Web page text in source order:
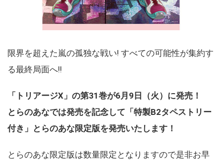
限界を超えた嵐の孤独な戦い! すべての可能性が集約す
る最終局面へ!!
「トリアージX」の第31巻が6月9日（火）に発売！
とらのあなでは発売を記念して「特製B2タペストリー
付き」とらのあな限定版を発売いたします！
とらのあな限定版は数量限定となりますので是非お早